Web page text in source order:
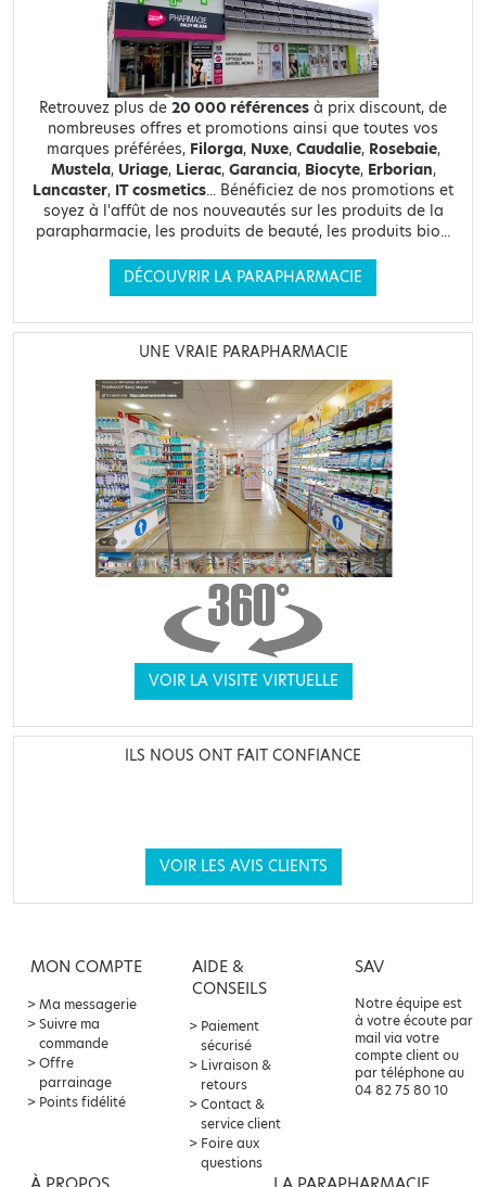
Retrouvez plus de 20 000 références à prix discount, de
nombreuses offres et promotions ainsi que toutes vos
marques préférées, Filorga, Nuxe, Caudalie, Rosebaie,
Mustela, Uriage, Lierac, Garancia, Biocyte, Erborian,
Lancaster, IT cosmetics... Bénéficiez de nos promotions et
soyez à l'affût de nos nouveautés sur les produits de la
parapharmacie, les produits de beauté, les produits bio...
DÉCOUVRIR LA PARAPHARMACIE
UNE VRAIE PARAPHARMACIE
VOIR LA VISITE VIRTUELLE
ILS NOUS ONT FAIT CONFIANCE
VOIR LES AVIS CLIENTS
MON COMPTE
Ma messagerie
Suivre ma
commande
Offre
parrainage
Points fidélité
AIDE &
CONSEILS
Paiement
sécurisé
Livraison &
retours
Contact &
service client
Foire aux
questions
SAV
Notre équipe est
à votre écoute par
mail via votre
compte client ou
par téléphone au
04 82 75 80 10